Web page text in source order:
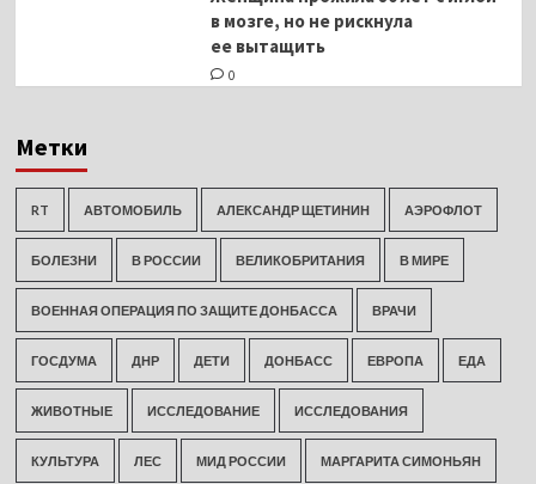
в мозге, но не рискнула
ее вытащить
0
Метки
RT АВТОМОБИЛЬ АЛЕКСАНДР ЩЕТИНИН АЭРОФЛОТ
БОЛЕЗНИ В РОССИИ ВЕЛИКОБРИТАНИЯ В МИРЕ
ВОЕННАЯ ОПЕРАЦИЯ ПО ЗАЩИТЕ ДОНБАССА ВРАЧИ
ГОСДУМА ДНР ДЕТИ ДОНБАСС ЕВРОПА ЕДА
ЖИВОТНЫЕ ИССЛЕДОВАНИЕ ИССЛЕДОВАНИЯ
КУЛЬТУРА ЛЕС МИД РОССИИ МАРГАРИТА СИМОНЬЯН